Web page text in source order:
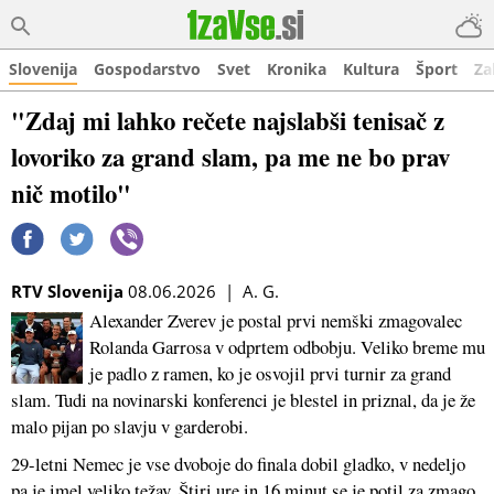
Slovenija Gospodarstvo Svet Kronika Kultura Šport
"Zdaj mi lahko rečete najslabši tenisač z
lovoriko za grand slam, pa me ne bo prav
nič motilo"
RTV Slovenija 08.06.2026 | A. G.
Alexander Zverev je postal prvi nemški zmagovalec
Rolanda Garrosa v odprtem odbobju. Veliko breme mu
je padlo z ramen, ko je osvojil prvi turnir za grand
slam. Tudi na novinarski konferenci je blestel in priznal, da je že
malo pijan po slavju v garderobi.
29-letni Nemec je vse dvoboje do finala dobil gladko, v nedeljo